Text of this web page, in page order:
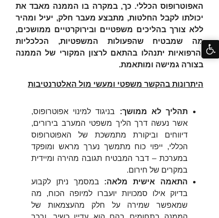
האפוטרופוס הכללי. כך, במקרה בו הממנה מאבד את
יכולתו לקבל החלטות, מתבצע מעבר חלק, יעיל ומהיר
ללא צורך בהליכים משפטיים ובירוקרטיים ממושכים,
מה שמבטיח שהפעולות המשפטיות, הכלכליות
והרפואיות יתנהלו בהתאם לרצון המקורי של הממנה
בצורה גמישה ומותאמת.
היתרונות בהקשר משפטי ומעשי מול האלטרנטיבות
תהליך לא ממושך: בניגוד למינוי אפוטרופוס,
אשר נעשה דרך הליך משפטי המערב בירורים,
דיווחים וביקורת מתמשכת של האפוטרופוס
הכללי, ייפוי כוח מתמשך נערך מראש ומופקד
במערכת – דבר המבטיח תגובה מהירה ומיידית
במקרים של חירום.
התאמה אישית מלאה: במסמך ניתן לקבוע
בדיוק אילו סמכויות יועברו למיופה הכוח, מה
שמאפשר שמירה על חלק מהעצמאות של